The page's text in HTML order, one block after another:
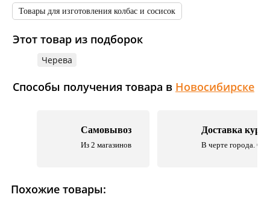
Товары для изготовления колбас и сосисок
Этот товар из подборок
Черева
Способы получения товара в Новосибирске
Самовывоз
Из 2 магазинов
Доставка
В черте города. Со
Похожие товары: